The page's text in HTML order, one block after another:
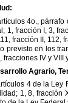
4o., párrafo
1, fracción I, 3,
fracción II, 112,
previsto en los
fracciones IV y VIII
Agrario,
4 de la Ley
1, 8, fracción